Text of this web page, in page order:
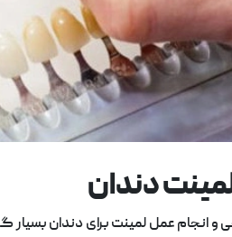
دندان
و انجام عمل لمینت برای دندان